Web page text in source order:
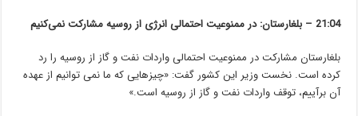
21:04 – بلغارستان: در ممنوعیت احتمالی انرژی از روسیه مشارکت نمی‌کنیم
بلغارستان مشارکت در ممنوعیت احتمالی واردات نفت و گاز از روسیه را رد
کرده است. نخست وزیر این کشور گفت: «چیزهایی که ما نمی توانیم از عهده
آن برآییم، توقف واردات نفت و گاز از روسیه است.»